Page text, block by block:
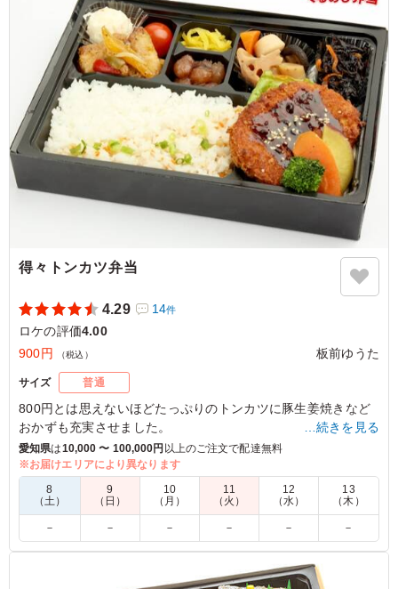
株式会社名古屋テレビ映像
女性スタッフも何人かおられたので、ヘルシーにかつ彩ら
れた弁当を注文いたしました。 大変好評の弁当で、その
甲斐もあって無事に撮影を乗り切ることができたので良か
ったです。 次回もお願いします。
ご利用シーン： ロケ・撮影
ロケ
愛知県豊川市南千両2022/06/27
得々トンカツ弁当
4.29 14件
ロケの評価4.00
900円
（税込） 板前ゆうた
サイズ 普通
800円とは思えないほどたっぷりのトンカツに豚生姜焼きなど
おかずも充実させました。
4.5
トンカツ弁当は唐揚げの次に人気でした。男性メンバーが
多いのでガッツリと食べ応えのあるお弁当。白米と炊き込
みご飯のコンビも楽しめます。副菜の豚生姜焼きが豚肉以
外になればよりバランスが良くなるのでは思います。
ロケ・撮影›ロケ
…続きを見る
愛知県は10,000 〜 100,000円 以上のご注文で配達無料
※お届けエリアにより異なります
8
（土）
9
（日）
10
（月）
11
（火）
12
（水）
13
（木）
－ － － － － －